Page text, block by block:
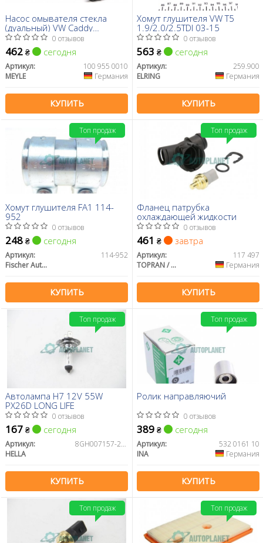
Насос омывателя стекла
(дуальный) VW Caddy
III/T5/Passat 03-0 отзывов
462 ₴ сегодня
Артикул:
100 955 0010
MEYLE
Германия
КУПИТЬ
Хомут глушителя VW T5
1.9/2.0/2.5TDI 03-15
0 отзывов
563 ₴ сегодня
Артикул:
259.900
ELRING
Германия
КУПИТЬ
Хомут глушителя FA1 114-
952
0 отзывов
248 ₴ сегодня
Артикул:
114-952
Fischer Automotive One (FA1)
КУПИТЬ
Топ продаж
Фланец патрубка
охлаждающей жидкости
0 отзывов
461 ₴ завтра
Артикул:
117 497
TOPRAN / HANS PRIES
Германия
КУПИТЬ
Топ продаж
Автолампа H7 12V 55W
PX26D LONG LIFE
0 отзывов
167 ₴ сегодня
Артикул:
8GH007157-201
HELLA
КУПИТЬ
Топ продаж
Ролик направляючий
0 отзывов
389 ₴ сегодня
Артикул:
532 0161 10
INA
Германия
КУПИТЬ
Топ продаж
Топ продаж Топ продаж